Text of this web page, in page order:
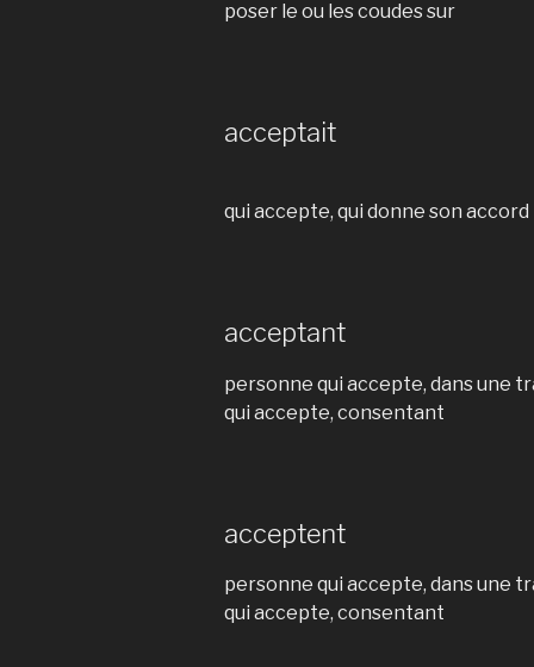
poser le ou les coudes sur
acceptait
qui accepte, qui donne son accord
acceptant
personne qui accepte, dans une
qui accepte, consentant
acceptent
personne qui accepte, dans une
qui accepte, consentant